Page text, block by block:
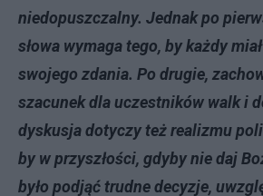
niedopuszczalny. Jednak po
słowa wymaga tego, by każdy
swojego zdania. Po drugie,
szacunek dla uczestników walk i
dyskusja dotyczy też realizmu
by w przyszłości, gdyby nie daj
było podjąć trudne decyzje,